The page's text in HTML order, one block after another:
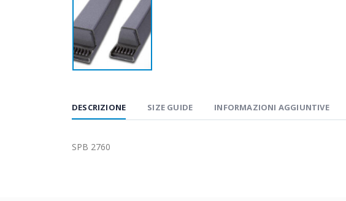
DESCRIZIONE SIZE GUIDE INFORMAZIONI AGGIUNTIVE
SPB 2760